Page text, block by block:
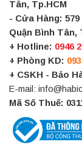
Tân, Tp.HCM
- Cửa Hàng:
Quận Bình Tân,
+ Hotline: 0946
+ Phòng KD:
+ CSKH - Bảo
E-mail:
Mã Số Thuế: